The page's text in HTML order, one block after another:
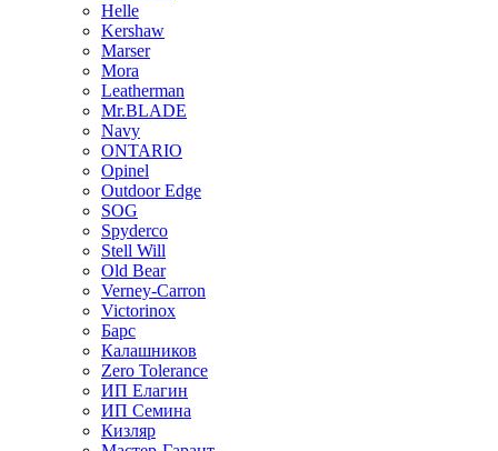
Helle
Kershaw
Marser
Mora
Leatherman
Mr.BLADE
Navy
ONTARIO
Opinel
Outdoor Edge
SOG
Spyderco
Stell Will
Old Bear
Verney-Carron
Victorinox
Барс
Калашников
Zero Tolerance
ИП Елагин
ИП Семина
Кизляр